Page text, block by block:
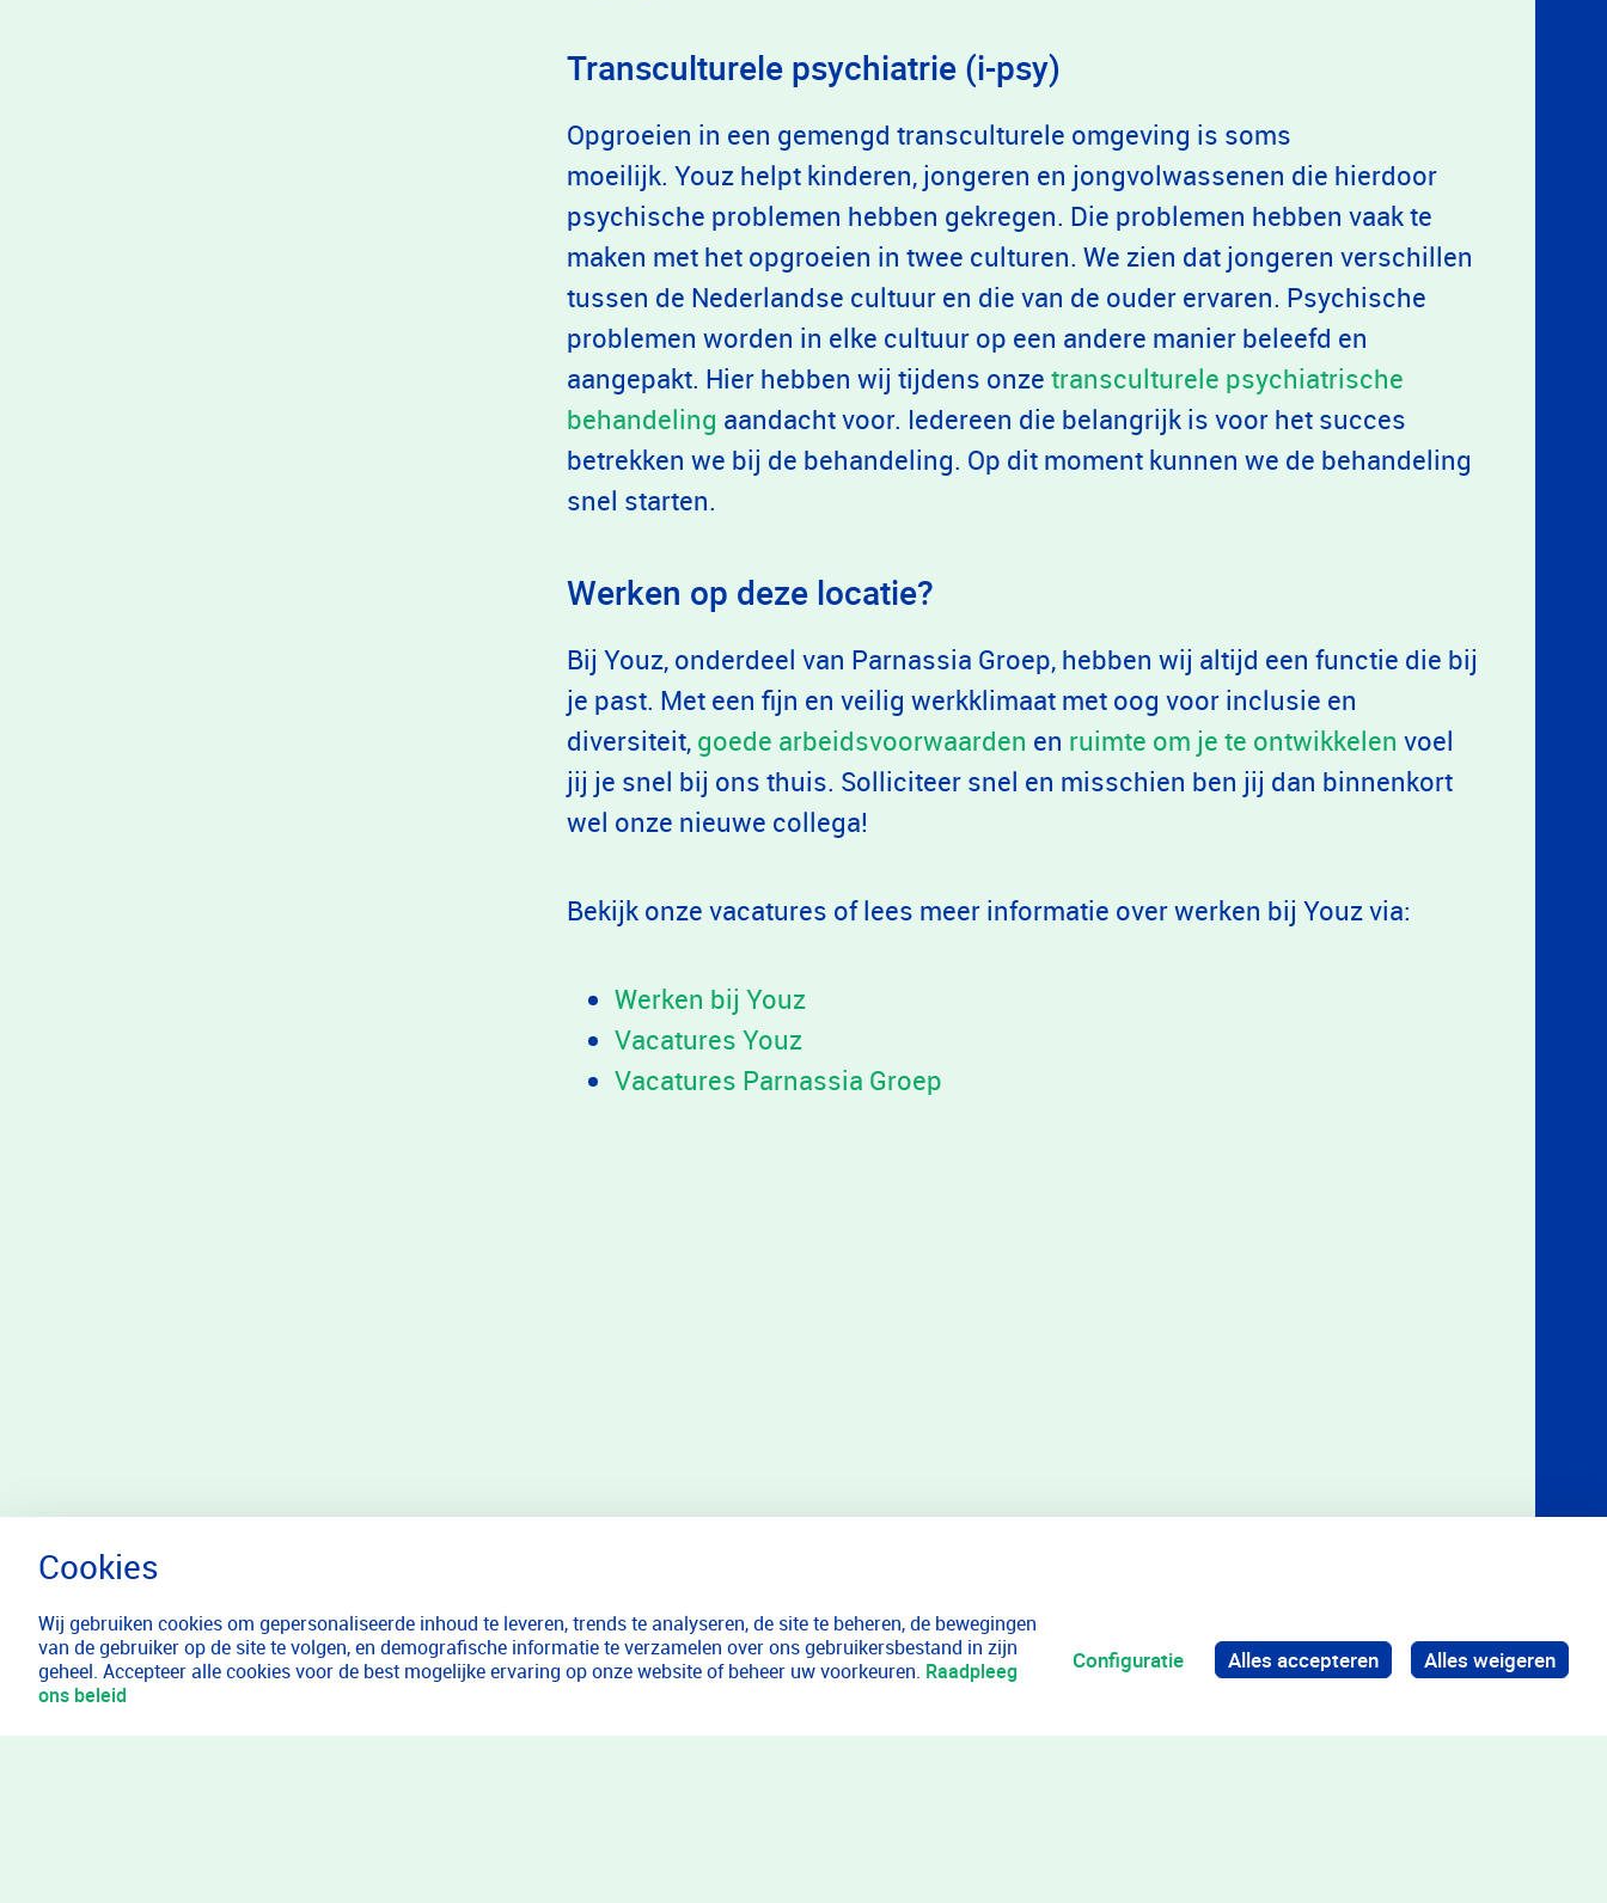
Transculturele psychiatrie (i-psy)
Opgroeien in een gemengd transculturele omgeving is soms
moeilijk. Youz helpt kinderen, jongeren en jongvolwassenen die hierdoor
psychische problemen hebben gekregen. Die problemen hebben vaak te
maken met het opgroeien in twee culturen. We zien dat jongeren verschillen
tussen de Nederlandse cultuur en die van de ouder ervaren. Psychische
problemen worden in elke cultuur op een andere manier beleefd en
aangepakt. Hier hebben wij tijdens onze transculturele psychiatrische
behandeling aandacht voor. Iedereen die belangrijk is voor het succes
betrekken we bij de behandeling. Op dit moment kunnen we de behandeling
snel starten.
Werken op deze locatie?
Bij Youz, onderdeel van Parnassia Groep, hebben wij altijd een functie die bij
je past. Met een fijn en veilig werkklimaat met oog voor inclusie en
diversiteit, goede arbeidsvoorwaarden en ruimte om je te ontwikkelen voel
jij je snel bij ons thuis. Solliciteer snel en misschien ben jij dan binnenkort
wel onze nieuwe collega!
Bekijk onze vacatures of lees meer informatie over werken bij Youz via:
Werken bij Youz
Vacatures Youz
Vacatures Parnassia Groep
Wij gebruiken cookies om gepersonaliseerde inhoud te leveren, trends te analyseren, de site te beheren, de bewegingen
van de gebruiker op de site te volgen, en demografische informatie te verzamelen over ons gebruikersbestand in zijn
geheel. Accepteer alle cookies voor de best mogelijke ervaring op onze website of beheer uw voorkeuren. Raadpleeg
ons beleid
Configuratie Alles accepteren Alles weigeren